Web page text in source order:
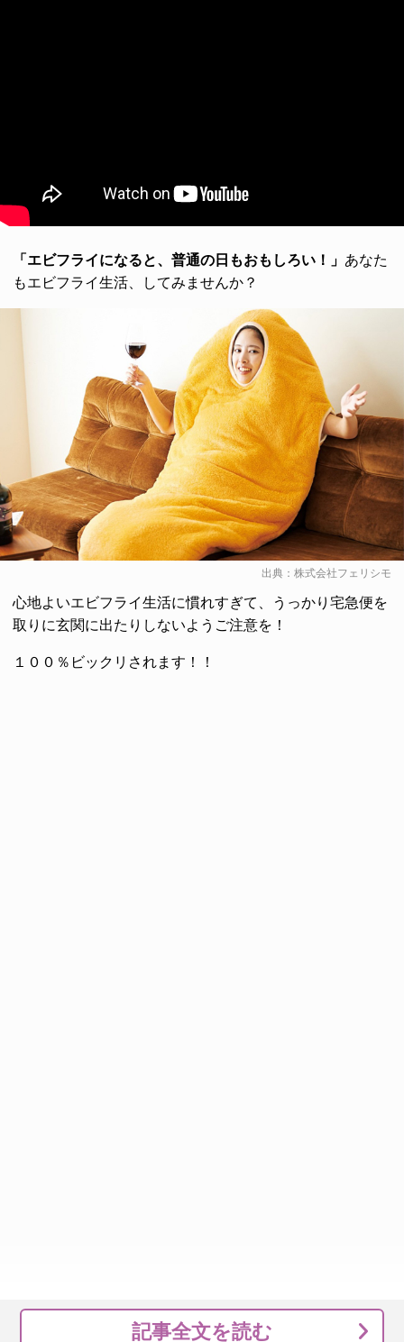
「エビフライになると、普通の日もおもしろい！」 あなた
もエビフライ生活、してみませんか？
出典： 株式会社フェリシモ
心地よいエビフライ生活に慣れすぎて、うっかり宅急便を
取りに玄関に出たりしないようご注意を！
１００％ビックリされます！！
記事全文を読む